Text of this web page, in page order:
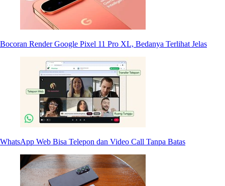
Bocoran Render Google Pixel 11 Pro XL, Bedanya Terlihat Jelas
WhatsApp Web Bisa Telepon dan Video Call Tanpa Batas